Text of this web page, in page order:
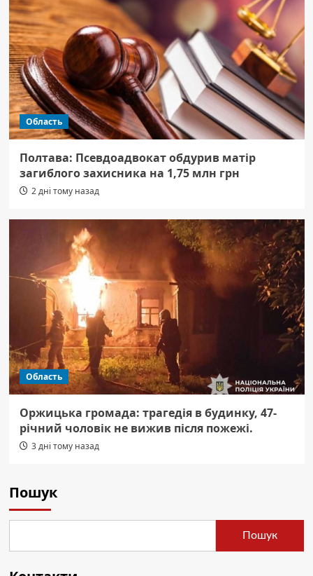
Область
Полтава: Псевдоадвокат обдурив матір
загиблого захисника на 1,75 млн грн
2 дні тому назад
Область
Оржицька громада: трагедія в будинку, 47-
річний чоловік не вижив після пожежі.
3 дні тому назад
Пошук
Пошук